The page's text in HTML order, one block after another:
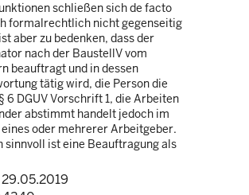
schließen sich de facto
formalrechtlich nicht gegenseitig
aber zu bedenken, dass der
nach der BaustellV vom
beauftragt und in dessen
tätig wird, die Person die
6 DGUV Vorschrift 1, die Arbeiten
abstimmt handelt jedoch im
oder mehrerer Arbeitgeber.
sinnvoll ist eine Beauftragung als